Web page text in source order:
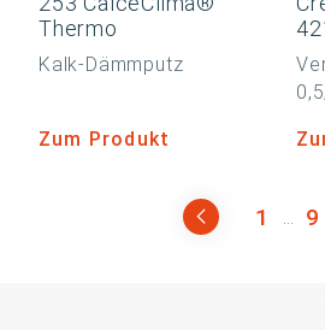
Thermo
Kalk-Dämmputz
Zum Produkt
1 ... 9